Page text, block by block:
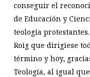
conseguir el
de Educación y
teología
Roig que dirigiese
término y hoy,
Teología, al igual